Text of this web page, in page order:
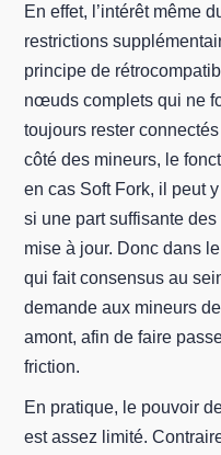
En effet, l’intérêt même
restrictions
principe de
nœuds complets qui ne
toujours rester
côté des mineurs, le
en cas Soft Fork, il peut
si une part suffisante
mise à jour. Donc dans
qui fait consensus au
demande aux mineurs
amont, afin de faire
friction.
En pratique, le pouvoir
est assez limité.